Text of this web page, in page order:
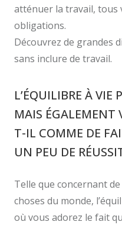
atténuer la travail, tous
obligations.
Découvrez de grandes
sans inclure de travail.
L’ÉQUILIBRE À VIE
MAIS ÉGALEMENT
T-IL COMME DE
UN PEU DE
Telle que concernant
choses du monde,
où vous adorez le fait